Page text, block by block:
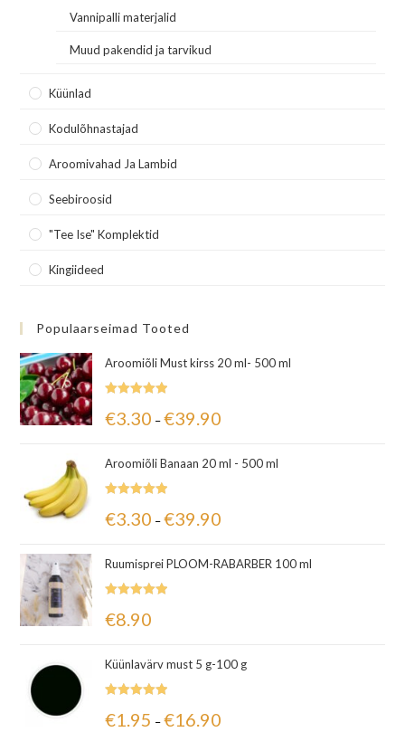
Vannipalli materjalid
Muud pakendid ja tarvikud
Küünlad
Kodulõhnastajad
Aroomivahad Ja Lambid
Seebiroosid
"Tee Ise" Komplektid
Kingiideed
Populaarseimad Tooted
Aroomiõli Must kirss 20 ml- 500 ml
5.00/ 5
€3.30 – €39.90
Aroomiõli Banaan 20 ml - 500 ml
5.00/ 5
€3.30 – €39.90
Ruumisprei PLOOM-RABARBER 100 ml
5.00/ 5
€8.90
Küünlavärv must 5 g-100 g
5.00/ 5
€1.95 – €16.90